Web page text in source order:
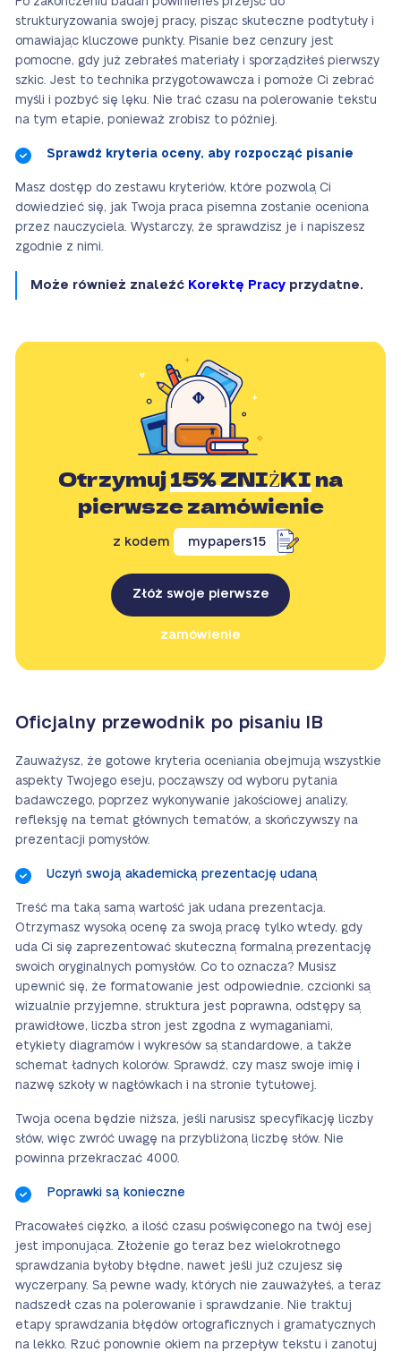
strukturyzowania swojej pracy, pisząc skuteczne podtytuły i
omawiając kluczowe punkty. Pisanie bez cenzury jest
pomocne, gdy już zebrałeś materiały i sporządziłeś pierwszy
szkic. Jest to technika przygotowawcza i pomoże Ci zebrać
myśli i pozbyć się lęku. Nie trać czasu na polerowanie tekstu
na tym etapie, ponieważ zrobisz to później.
Sprawdź kryteria oceny, aby rozpocząć pisanie
Masz dostęp do zestawu kryteriów, które pozwolą Ci
dowiedzieć się, jak Twoja praca pisemna zostanie oceniona
przez nauczyciela. Wystarczy, że sprawdzisz je i napiszesz
zgodnie z nimi.
Może również znaleźć Korektę Pracy przydatne.
Otrzymuj15% ZNIŻKIna
pierwsze zamówienie
z kodem mypapers15
Złóż swoje pierwsze
zamówienie
Oficjalny przewodnik po pisaniu IB
Zauważysz, że gotowe kryteria oceniania obejmują wszystkie
aspekty Twojego eseju, począwszy od wyboru pytania
badawczego, poprzez wykonywanie jakościowej analizy,
refleksję na temat głównych tematów, a skończywszy na
prezentacji pomysłów.
Uczyń swoją akademicką prezentację udaną
Treść ma taką samą wartość jak udana prezentacja.
Otrzymasz wysoką ocenę za swoją pracę tylko wtedy, gdy
uda Ci się zaprezentować skuteczną formalną prezentację
swoich oryginalnych pomysłów. Co to oznacza? Musisz
upewnić się, że formatowanie jest odpowiednie, czcionki są
wizualnie przyjemne, struktura jest poprawna, odstępy są
prawidłowe, liczba stron jest zgodna z wymaganiami,
etykiety diagramów i wykresów są standardowe, a także
schemat ładnych kolorów. Sprawdź, czy masz swoje imię i
nazwę szkoły w nagłówkach i na stronie tytułowej.
Twoja ocena będzie niższa, jeśli narusisz specyfikację liczby
słów, więc zwróć uwagę na przybliżoną liczbę słów. Nie
powinna przekraczać 4000.
Poprawki są konieczne
Pracowałeś ciężko, a ilość czasu poświęconego na twój esej
jest imponująca. Złożenie go teraz bez wielokrotnego
sprawdzania byłoby błędne, nawet jeśli już czujesz się
wyczerpany. Są pewne wady, których nie zauważyłeś, a teraz
nadszedł czas na polerowanie i sprawdzanie. Nie traktuj
etapy sprawdzania błędów ortograficznych i gramatycznych
na lekko. Rzuć ponownie okiem na przepływ tekstu i zanotuj